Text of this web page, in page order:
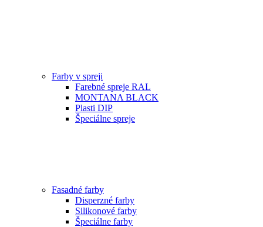
Farby v spreji
Farebné spreje RAL
MONTANA BLACK
Plasti DIP
Špeciálne spreje
Fasadné farby
Disperzné farby
Silikonové farby
Špeciálne farby